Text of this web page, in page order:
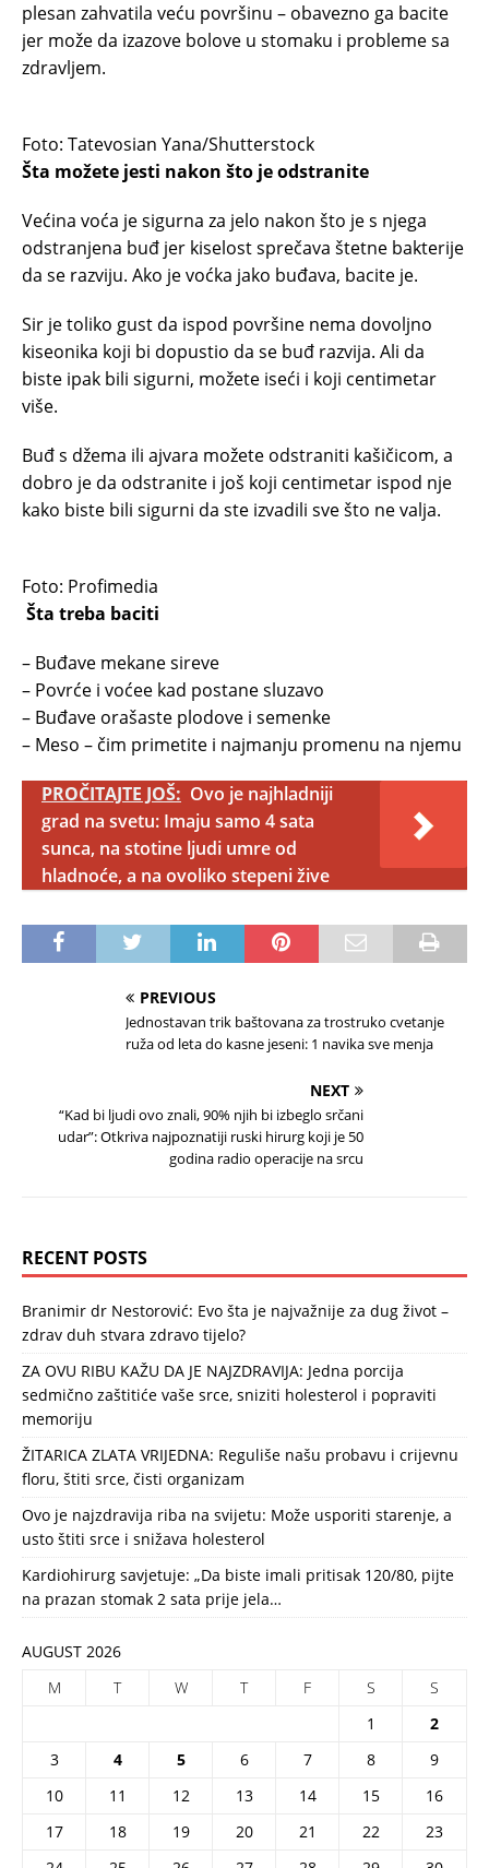
plesan zahvatila veću površinu – obavezno ga bacite
jer može da izazove bolove u stomaku i probleme sa
zdravljem.
Foto: Tatevosian Yana/Shutterstock
Šta možete jesti nakon što je odstranite
Većina voća je sigurna za jelo nakon što je s njega
odstranjena buđ jer kiselost sprečava štetne bakterije
da se razviju. Ako je voćka jako buđava, bacite je.
Sir je toliko gust da ispod površine nema dovoljno
kiseonika koji bi dopustio da se buđ razvija. Ali da
biste ipak bili sigurni, možete iseći i koji centimetar
više.
Buđ s džema ili ajvara možete odstraniti kašičicom, a
dobro je da odstranite i još koji centimetar ispod nje
kako biste bili sigurni da ste izvadili sve što ne valja.
Foto: Profimedia
Šta treba baciti
– Buđave mekane sireve
– Povrće i voćee kad postane sluzavo
– Buđave orašaste plodove i semenke
– Meso – čim primetite i najmanju promenu na njemu
PROČITAJTE JOŠ: Ovo je najhladniji
grad na svetu: Imaju samo 4 sata
sunca, na stotine ljudi umre od
hladnoće, a na ovoliko stepeni žive
PREVIOUS
Jednostavan trik baštovana za trostruko cvetanje
ruža od leta do kasne jeseni: 1 navika sve menja
NEXT
“Kad bi ljudi ovo znali, 90% njih bi izbeglo srčani
udar”: Otkriva najpoznatiji ruski hirurg koji je 50
godina radio operacije na srcu
RECENT POSTS
Branimir dr Nestorović: Evo šta je najvažnije za dug život –
zdrav duh stvara zdravo tijelo?
ZA OVU RIBU KAŽU DA JE NAJZDRAVIJA: Jedna porcija
sedmično zaštitiće vaše srce, sniziti holesterol i popraviti
memoriju
ŽITARICA ZLATA VRIJEDNA: Reguliše našu probavu i crijevnu
floru, štiti srce, čisti organizam
Ovo je najzdravija riba na svijetu: Može usporiti starenje, a
usto štiti srce i snižava holesterol
Kardiohirurg savjetuje: „Da biste imali pritisak 120/80, pijte
na prazan stomak 2 sata prije jela…
AUGUST 2026
M
T W T F S
S
1
2
3
4 5 6 7 8
9
10
11 12 13 14 15
16
17
18 19 20 21 22
23